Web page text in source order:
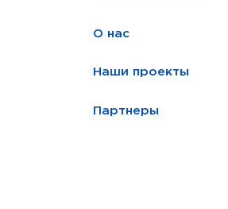
О нас
Наши проекты
Партнеры